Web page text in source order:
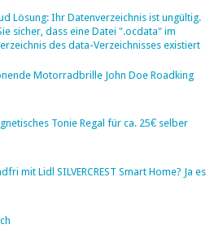
Lösung: Ihr Datenverzeichnis ist ungültig.
sicher, dass eine Datei ".ocdata" im
des data-Verzeichnisses existiert
Motorradbrille John Doe Roadking
Tonie Regal für ca. 25€ selber
mit Lidl SILVERCREST Smart Home? Ja es